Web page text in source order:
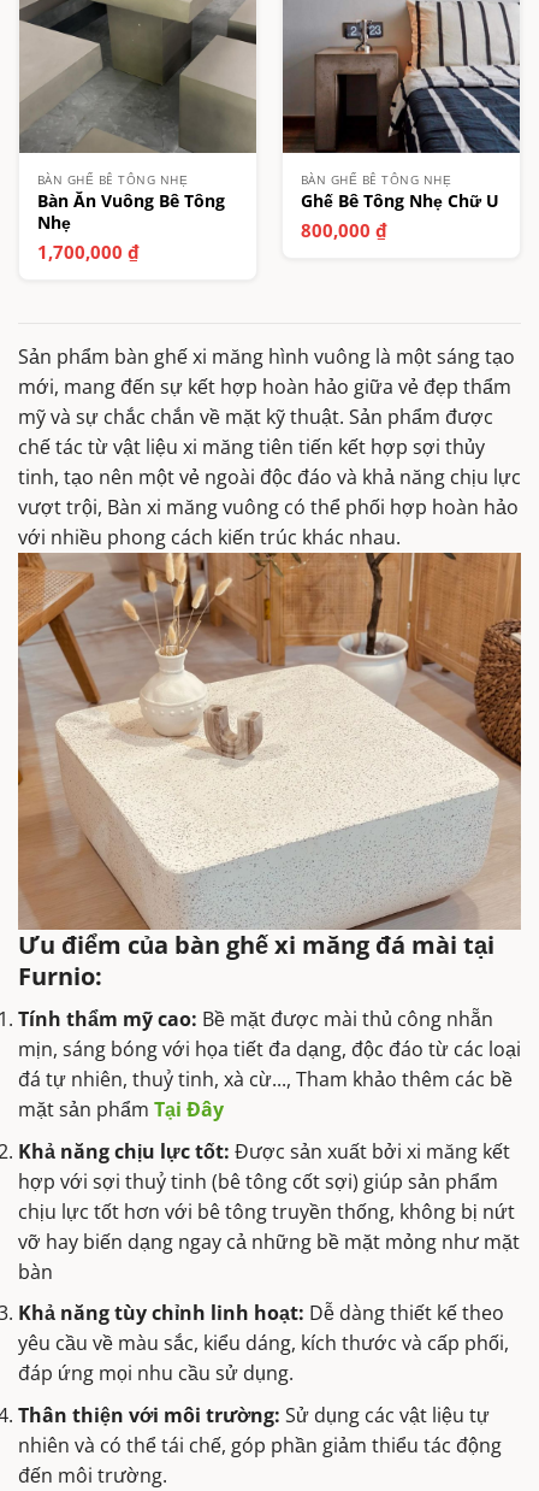
BÀN GHẾ BÊ TÔNG NHẸ
Bàn Ăn Vuông Bê Tông
Nhẹ
1,700,000 ₫
BÀN GHẾ BÊ TÔNG NHẸ
Ghế Bê Tông Nhẹ Chữ U
800,000 ₫
Sản phẩm bàn ghế xi măng hình vuông là một sáng tạo
mới, mang đến sự kết hợp hoàn hảo giữa vẻ đẹp thẩm
mỹ và sự chắc chắn về mặt kỹ thuật. Sản phẩm được
chế tác từ vật liệu xi măng tiên tiến kết hợp sợi thủy
tinh, tạo nên một vẻ ngoài độc đáo và khả năng chịu lực
vượt trội, Bàn xi măng vuông có thể phối hợp hoàn hảo
với nhiều phong cách kiến trúc khác nhau.
Ưu điểm của bàn ghế xi măng đá mài tại
Furnio:
Tính thẩm mỹ cao: Bề mặt được mài thủ công nhẵn
mịn, sáng bóng với họa tiết đa dạng, độc đáo từ các loại
đá tự nhiên, thuỷ tinh, xà cừ..., Tham khảo thêm các bề
mặt sản phẩm Tại Đây
Khả năng chịu lực tốt: Được sản xuất bởi xi măng kết
hợp với sợi thuỷ tinh (bê tông cốt sợi) giúp sản phẩm
chịu lực tốt hơn với bê tông truyền thống, không bị nứt
vỡ hay biến dạng ngay cả những bề mặt mỏng như mặt
bàn
Khả năng tùy chỉnh linh hoạt: Dễ dàng thiết kế theo
yêu cầu về màu sắc, kiểu dáng, kích thước và cấp phối,
đáp ứng mọi nhu cầu sử dụng.
Thân thiện với môi trường: Sử dụng các vật liệu tự
nhiên và có thể tái chế, góp phần giảm thiểu tác động
đến môi trường.